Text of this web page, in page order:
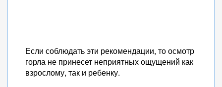
Если соблюдать эти рекомендации, то осмотр
горла не принесет неприятных ощущений как
взрослому, так и ребенку.